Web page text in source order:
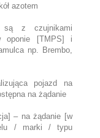
azotem
są z czujnikami
oponie [TMPS] i
np. Brembo,
pojazd na
na żądanie
– na żądanie [w
/ marki / typu